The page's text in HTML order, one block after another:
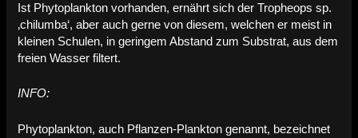
Ist Phytoplankton vorhanden, ernährt sich der Tropheops sp.
‚chilumba‘, aber auch gerne von diesem, welchen er meist in
kleinen Schulen, in geringem Abstand zum Substrat, aus dem
freien Wasser filtert.
INFO:
Phytoplankton, auch Pflanzen-Plankton genannt, bezeichnet